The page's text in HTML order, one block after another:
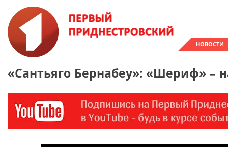
НОВОСТИ
«Сантьяго Бернабеу»: «Шериф» –